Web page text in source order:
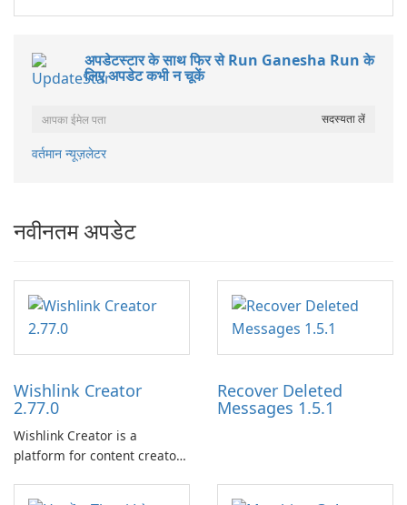
अपडेटस्टार के साथ फिर से Run Ganesha Run के
लिए अपडेट कभी न चूकें
वर्तमान न्यूज़लेटर
नवीनतम अपडेट
Wishlink Creator
2.77.0
Wishlink Creator is a
platform for content creators
work through built-in brand
Recover Deleted
Messages 1.5.1